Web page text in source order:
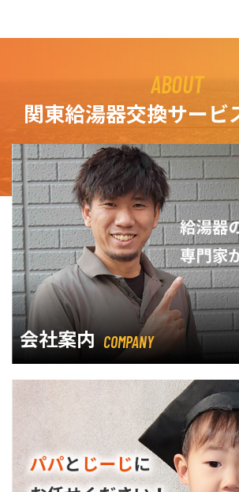
ABOUT
関東給湯器交換サービ
会社案内 COMPANY